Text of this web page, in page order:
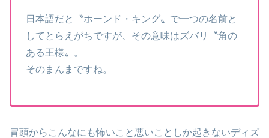
日本語だと〝ホーンド・キング〟で一つの名前と
してとらえがちですが、その意味はズバリ〝角の
ある王様〟。
そのまんまですね。
冒頭からこんなにも怖いこと悪いことしか起きないディズ